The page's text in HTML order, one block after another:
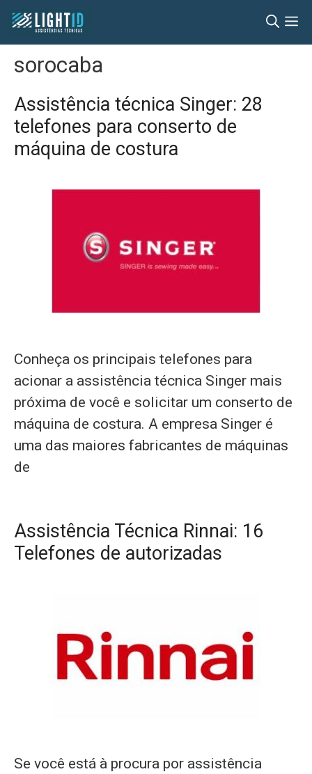
Pular
para
conteúdo
sorocaba
Assistência técnica Singer: 28
telefones para conserto de
máquina de costura
Conheça os principais telefones para
acionar a assistência técnica Singer mais
próxima de você e solicitar um conserto de
máquina de costura. A empresa Singer é
uma das maiores fabricantes de máquinas
de
Assistência Técnica Rinnai: 16
Telefones de autorizadas
Se você está à procura por assistência